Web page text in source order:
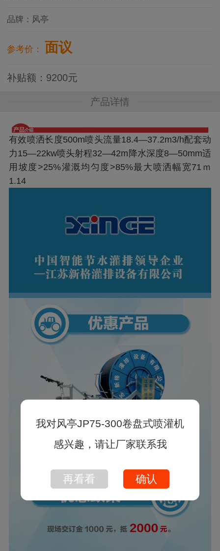
品牌： 风亭
参考价： 面议
补贴额 ： 9200元
产品详情
有效喷洒长度500m喷头流量18.4—37.2m3/h配套动
力15—22kw喷头射程32—42m降水深度8—50mm适
用坡度>25%灌溉均匀度>85%最大喷洒幅宽71ｍ
1.14
我对风亭JP75-300卷盘式喷灌机
感兴趣，请让厂家联系我
再看看 确认